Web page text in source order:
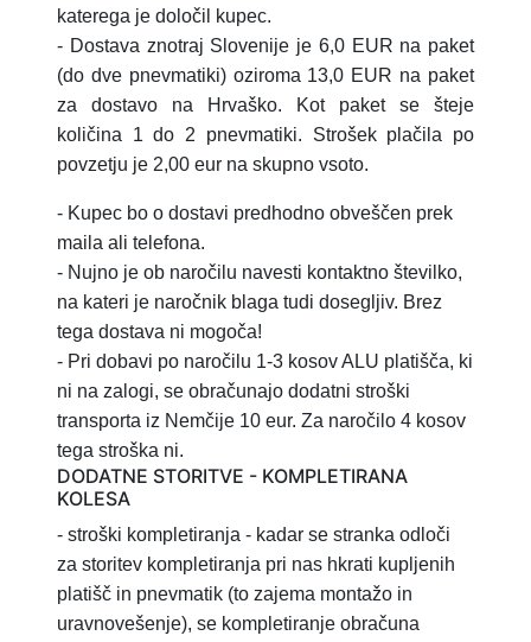
katerega je določil kupec.
- Dostava znotraj Slovenije je 6,0 EUR na paket
(do dve pnevmatiki) oziroma 13,0 EUR na paket
za dostavo na Hrvaško.
Kot paket se šteje
količina 1 do 2 pnevmatiki. Strošek plačila po
povzetju je 2,00 eur na skupno vsoto.
- Kupec bo o dostavi predhodno obveščen prek
maila ali telefona.
- Nujno je ob naročilu navesti kontaktno številko,
na kateri je naročnik blaga tudi dosegljiv. Brez
tega dostava ni mogoča!
- Pri dobavi po naročilu 1-3 kosov ALU platišča, ki
ni na zalogi, se obračunajo dodatni stroški
transporta iz Nemčije 10 eur. Za naročilo 4 kosov
tega stroška ni.
DODATNE STORITVE - KOMPLETIRANA
KOLESA
- stroški kompletiranja - kadar se stranka odloči
za storitev kompletiranja pri nas hkrati kupljenih
platišč in pnevmatik (to zajema montažo in
uravnovešenje), se kompletiranje obračuna